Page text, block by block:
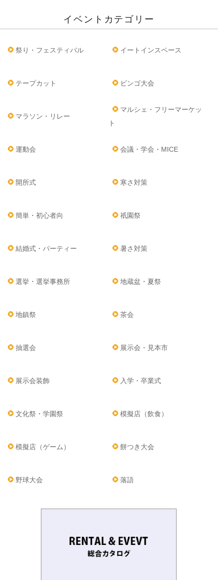
イベントカテゴリー
祭り・フェスティバル イートインスペース
テープカット ビンゴ大会
マラソン・リレー
マルシェ・フリーマーケッ
ト
運動会 会議・学会・MICE
開所式 寒さ対策
簡単・初心者向 祇園祭
結婚式・パーティー 暑さ対策
選挙・選挙事務所 地蔵盆・夏祭
地鎮祭 茶会
抽選会 展示会・見本市
展示会装飾 入学・卒業式
文化祭・学園祭 模擬店（飲食）
模擬店（ゲーム） 餅つき大会
野球大会 落語